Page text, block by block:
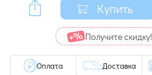
Купить
Получите cкидку!
Оплата Доставка